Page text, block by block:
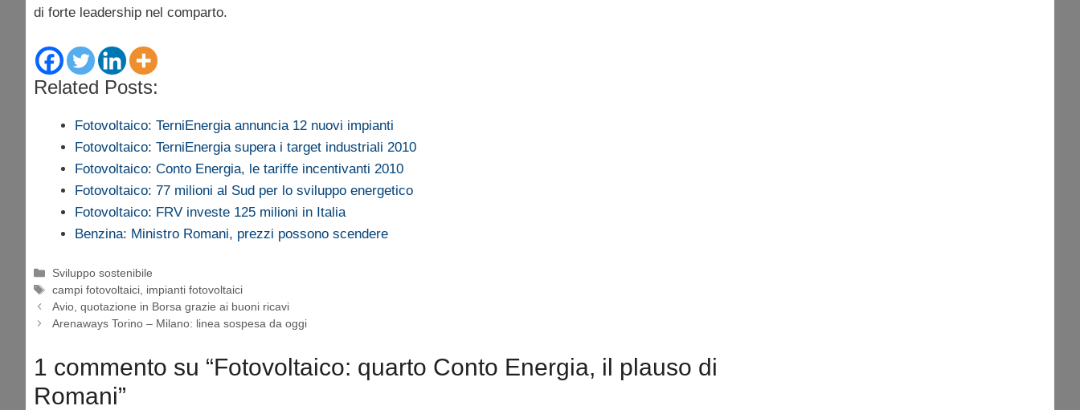
di forte leadership nel comparto.
Related Posts:
Fotovoltaico: TerniEnergia annuncia 12 nuovi impianti
Fotovoltaico: TerniEnergia supera i target industriali 2010
Fotovoltaico: Conto Energia, le tariffe incentivanti 2010
Fotovoltaico: 77 milioni al Sud per lo sviluppo energetico
Fotovoltaico: FRV investe 125 milioni in Italia
Benzina: Ministro Romani, prezzi possono scendere
Categorie
Sviluppo sostenibile
Tag
campi fotovoltaici impianti fotovoltaici
Avio, quotazione in Borsa grazie ai buoni ricavi
Arenaways Torino – Milano: linea sospesa da oggi
1 commento su “Fotovoltaico: quarto Conto Energia, il plauso di
Romani”